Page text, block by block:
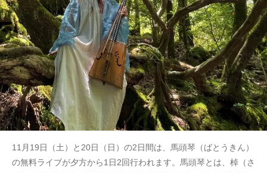
11月19日（土）と20日（日）の2日間は、馬頭琴（ばとうきん）
の無料ライブが夕方から1日2回行われます。馬頭琴とは、棹（さ